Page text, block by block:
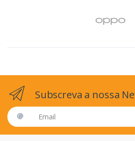
Subscreva a nossa
Email address